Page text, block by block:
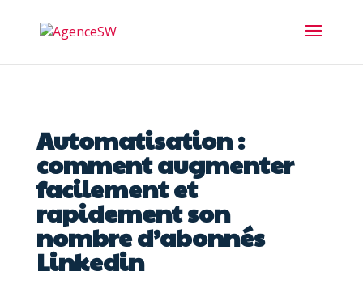
Automatisation :
comment augmenter
facilement et
rapidement son
nombre d’abonnés
Linkedin